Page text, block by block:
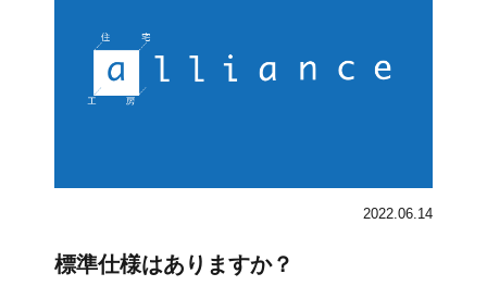
2022.06.14
標準仕様はありますか？